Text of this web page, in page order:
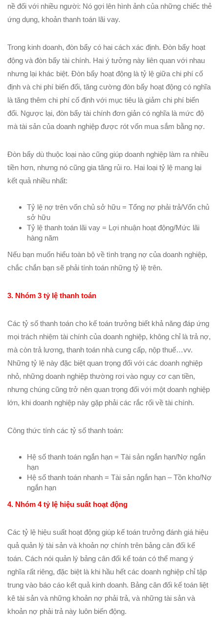
nề đối với nhiều người: Nó gợi lên hình ảnh của những chiếc thẻ
ứng dụng, khoản thanh toán lãi vay.
Trong kinh doanh, đòn bẩy có hai cách xác định. Đòn bẩy hoạt
động và đòn bẩy tài chính. Hai ý tưởng này liên quan với nhau
nhưng lại khác biệt. Đòn bẩy hoạt động là tỷ lệ giữa chi phí cố
định và chi phí biến đổi, tăng cường đòn bẩy hoạt động có nghĩa
là tăng thêm chi phí cố định với mục tiêu là giảm chi phí biến
đổi. Ngược lại, đòn bẩy tài chính đơn giản có nghĩa là mức độ
mà tài sản của doanh nghiệp được rót vốn mua sắm bằng nợ.
Đòn bẩy dù thuộc loại nào cũng giúp doanh nghiệp làm ra nhiều
tiền hơn, nhưng nó cũng gia tăng rủi ro. Hai loại tỷ lệ mang lại
kết quả nhiều nhất:
Tỷ lệ nợ trên vốn chủ sở hữu = Tổng nợ phải trả/Vốn chủ
sở hữu
Tỷ lệ thanh toán lãi vay = Lợi nhuận hoạt động/Mức lãi
hàng năm
Nếu bạn muốn hiểu toàn bộ về tình trạng nợ của doanh nghiệp,
chắc chắn bạn sẽ phải tính toán những tỷ lệ trên.
3. Nhóm 3 tỷ lệ thanh toán
Các tỷ số thanh toán cho kế toán trưởng biết khả năng đáp ứng
mọi trách nhiệm tài chính của doanh nghiệp, không chỉ là trả nợ,
mà còn trả lương, thanh toán nhà cung cấp, nộp thuế…vv.
Những tỷ lệ này đặc biệt quan trọng đối với các doanh nghiệp
nhỏ, những doanh nghiệp thường rơi vào nguy cơ cạn tiền,
nhưng chúng cũng trở nên quan trọng đối với một doanh nghiệp
lớn, khi doanh nghiệp này gặp phải các rắc rối về tài chính.
Công thức tính các tỷ số thanh toán:
Hệ số thanh toán ngắn hạn = Tài sản ngắn hạn/Nợ ngắn
hạn
Hệ số thanh toán nhanh = Tài sản ngắn hạn – Tồn kho/Nợ
ngắn hạn
4. Nhóm 4 tỷ lệ hiệu suất hoạt động
Các tỷ lệ hiệu suất hoạt động giúp kế toán trưởng đánh giá hiệu
quả quản lý tài sản và khoản nợ chính trên bảng cân đối kế
toán. Cách nói quản lý bảng cân đối kế toán có thể mang ý
nghĩa rất riêng, đặc biệt là khi hầu hết các doanh nghiệp chỉ tập
trung vào báo cáo kết quả kinh doanh. Bảng cân đối kế toán liệt
kê tài sản và những khoản nợ phải trả, và những tài sản và
khoản nợ phải trả này luôn biến động.